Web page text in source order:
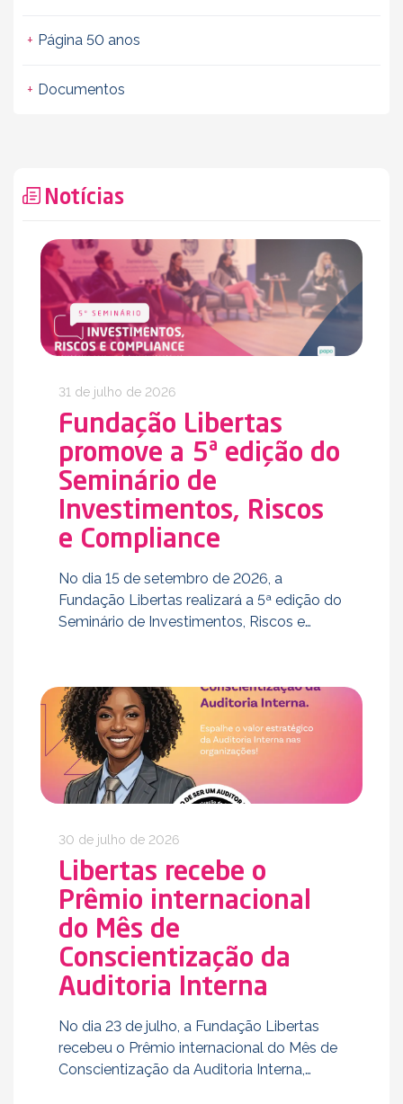
Página 50 anos
Documentos
Notícias
31 de julho de 2026
Fundação Libertas
promove a 5ª edição do
Seminário de
Investimentos, Riscos
e Compliance
No dia 15 de setembro de 2026, a
Fundação Libertas realizará a 5ª edição do
Seminário de Investimentos, Riscos e
desafios, tendências e oportunidades que
vêm …
30 de julho de 2026
Libertas recebe o
Prêmio internacional
do Mês de
Conscientização da
Auditoria Interna
No dia 23 de julho, a Fundação Libertas
recebeu o Prêmio internacional do Mês de
Conscientização da Auditoria Interna,